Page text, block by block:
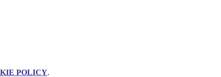
POLICY.